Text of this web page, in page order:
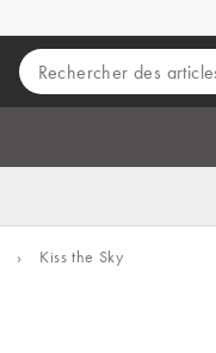
› Kiss the Sky